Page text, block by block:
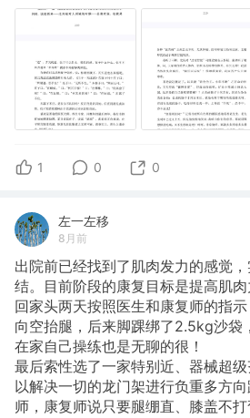
1 0 0
左一左移
8月前
出院前已经找到了肌肉发力的感觉
结。目前阶段的康复目标是提高肌肉
回家头两天按照医生和康复师的指
向空抬腿，后来脚踝绑了2.5kg沙袋
在家自己操练也是无聊的很！
最后索性选了一家特别近、器械超
以解决一切的龙门架进行负重多方
师，康复师说只要腿绷直、膝盖不打